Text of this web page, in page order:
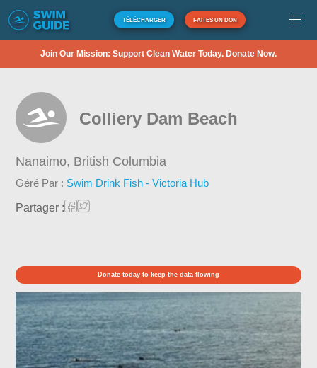
TÉLÉCHARGER FAITES UN DON
Join Our Mission: Support Clean Water Today. Donate Now.
Colliery Dam Beach
Nanaimo, British Columbia
Géré Par : Swim Drink Fish - Victoria Hub
Partager :
Donate today to keep the data flowing